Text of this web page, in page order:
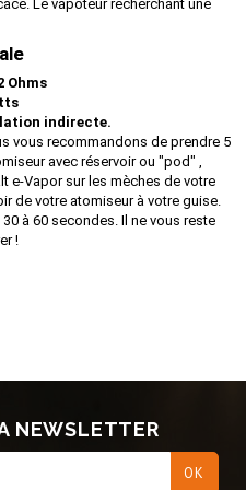
Le vapoteur recherchant une
Ohms
indirecte.
vous recommandons de prendre 5
avec réservoir ou "pod" ,
e-Vapor sur les mèches de votre
de votre atomiseur à votre guise.
à 60 secondes. Il ne vous reste
!
NEWSLETTER